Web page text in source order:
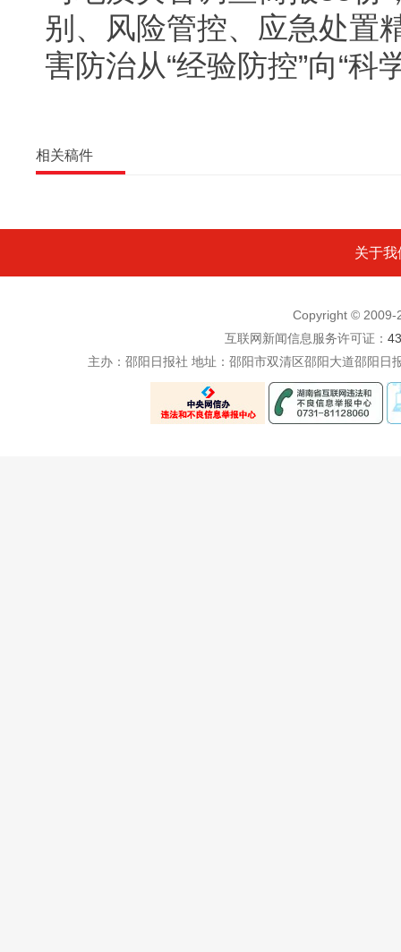
别、风险管控、应急处置
害防治从“经验防控”向“科
相关稿件
关于我
Copyright © 2009-
互联网新闻信息服务许可证：
主办：邵阳日报社 地址：邵阳市双清区邵阳大道邵阳